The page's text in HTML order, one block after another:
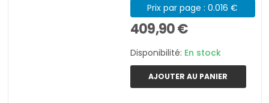
Prix par page : 0.016 €
409,90 €
Disponibilité: En stock
AJOUTER AU PANIER